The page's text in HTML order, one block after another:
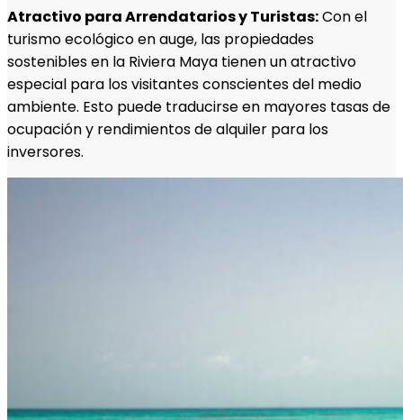
Atractivo para Arrendatarios y Turistas:Con el
turismo ecológico en auge, las propiedades
sostenibles en la Riviera Maya tienen un atractivo
especial para los visitantes conscientes del medio
ambiente. Esto puede traducirse en mayores tasas de
ocupación y rendimientos de alquiler para los
inversores.